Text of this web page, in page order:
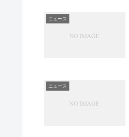
ニュース
ニュース